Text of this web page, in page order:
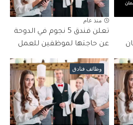
منذ عام
تعلن فندق 5 نجوم في الدوحة
عن حاجتها لموظفين للعمل
وظائف فنادق